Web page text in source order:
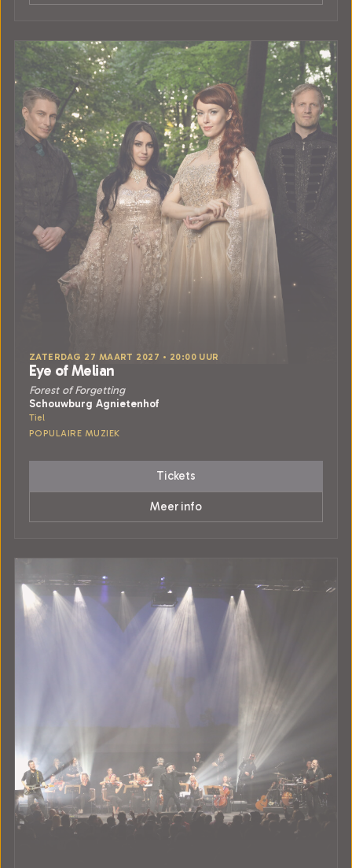
ZATERDAG 27 MAART 2027 • 20:00 UUR
Eye of Melian
Forest of Forgetting
Schouwburg Agnietenhof
Tiel
POPULAIRE MUZIEK
Tickets
Meer info